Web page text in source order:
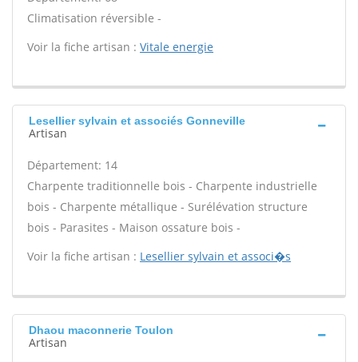
Climatisation réversible -
Voir la fiche artisan : Vitale energie
Lesellier sylvain et associés Gonneville
Artisan
Département: 14
Charpente traditionnelle bois - Charpente industrielle
bois - Charpente métallique - Surélévation structure
bois - Parasites - Maison ossature bois -
Voir la fiche artisan : Lesellier sylvain et associ�s
Dhaou maconnerie Toulon
Artisan